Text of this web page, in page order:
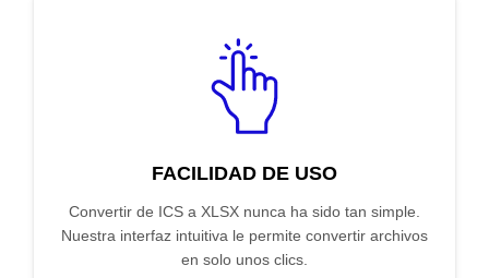
FACILIDAD DE USO
Convertir de ICS a XLSX nunca ha sido tan simple.
Nuestra interfaz intuitiva le permite convertir archivos
en solo unos clics.